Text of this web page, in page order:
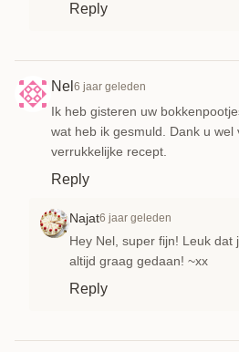
Reply
Nel 6 jaar geleden
Ik heb gisteren uw
wat heb ik gesmuld. Dank u
verrukkelijke recept.
Reply
Najat6 jaar geleden
Hey Nel, super fijn! Leuk dat
altijd graag gedaan! ~xx
Reply